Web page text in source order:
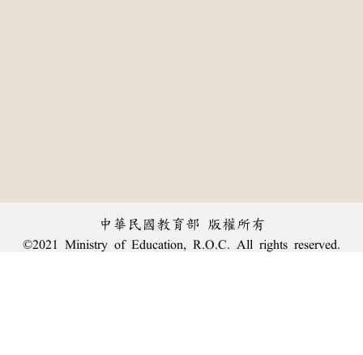
中華民國教育部 版權所有
©2021 Ministry of Education, R.O.C. All rights reserved.